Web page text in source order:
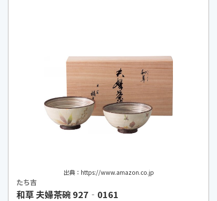
出典：https://www.amazon.co.jp
たち吉
和草 夫婦茶碗 927‐0161